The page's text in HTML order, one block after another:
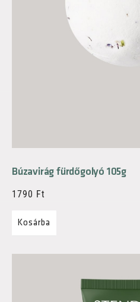
Búzavirág fürdőgolyó 105g
1790 Ft
Kosárba